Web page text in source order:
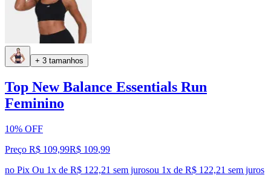
+ 3 tamanhos
Top New Balance Essentials Run
Feminino
10% OFF
Preço R$ 109,99R$ 109,99
no Pix Ou 1x de R$ 122,21 sem jurosou 1x de R$ 122,21 sem juros